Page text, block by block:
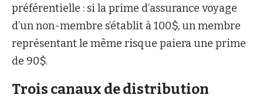
préférentielle : si la prime d’assurance voyage
d’un non-membre s’établit à 100$, un membre
représentant le même risque paiera une prime
de 90$.
Trois canaux de distribution